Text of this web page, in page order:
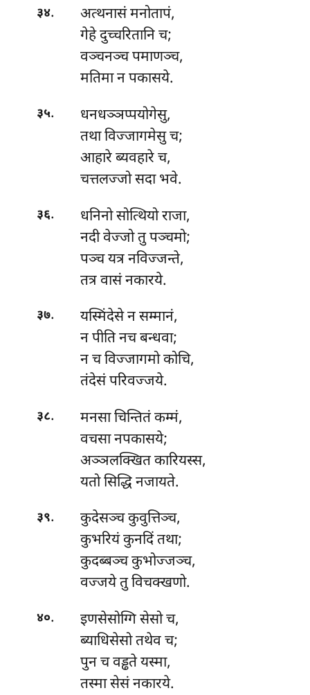
३४. अत्थनासंमनोतापं,
गेहे दुच्चरितानि च;
वञ्चनञ्च पमाणञ्च,
मतिमा न पकासये.
३५. धनधञ्ञप्पयोगेसु,
तथा विज्जागमेसु च;
आहारे ब्यवहारे च,
चत्तलज्जो सदा भवे.
३६.
धनिनो सोत्थियो राजा,
नदी वेज्जो तु पञ्चमो;
पञ्च यत्र नविज्जन्ते,
तत्र वासं नकारये.
३७. यस्मिंदेसेन सम्मानं,
न पीति नच बन्धवा;
न च विज्जागमो कोचि,
तंदेसं परिवज्जये.
३८. मनसाचिन्तितं कम्मं,
वचसा नपकासये;
अञ्ञलक्खित कारियस्स,
यतो सिद्धि नजायते.
३९. कुदेसञ्चकुवुत्तिञ्च,
कुभरियं कुनदिं तथा;
कुदब्बञ्च कुभोज्जञ्च,
वज्जये तु विचक्खणो.
४०.
इणसेसोग्गि सेसो च,
ब्याधिसेसो तथेव च;
पुन च वड्ढते यस्मा,
तस्मा सेसं नकारये.